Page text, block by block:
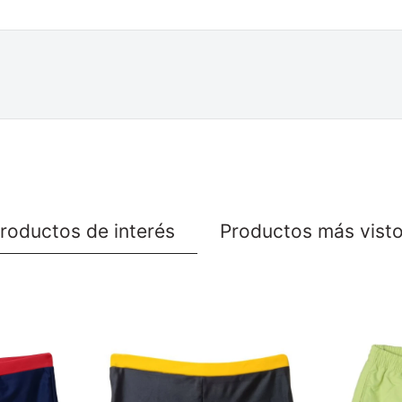
de interés Productos más